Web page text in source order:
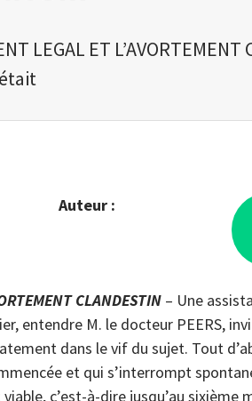
LEGAL ET L’AVORTEMENT
Auteur :
CLANDESTIN – Une
entendre M. le docteur PEERS,
dans le vif du sujet. Tout
et qui s’interrompt
c’est-à-dire jusqu’au sixième